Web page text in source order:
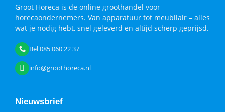
Groot Horeca is de online groothandel voor
horecaondernemers. Van apparatuur tot meubilair – alles
wat je nodig hebt, snel geleverd en altijd scherp geprijsd.
Bel 085 060 22 37
info@groothoreca.nl
Nieuwsbrief